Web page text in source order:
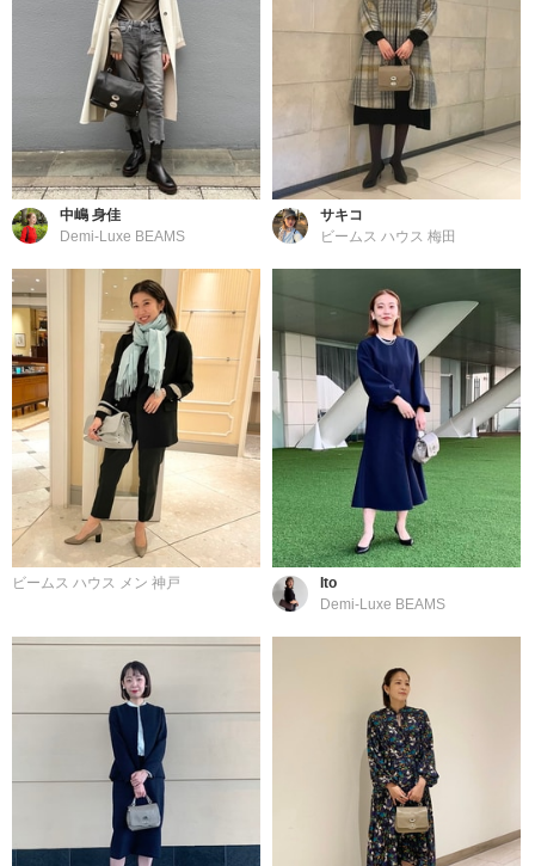
中嶋 身佳
Demi-Luxe BEAMS
サキコ
ビームス ハウス 梅田
ビームス ハウス メン 神戸
Ito
Demi-Luxe BEAMS